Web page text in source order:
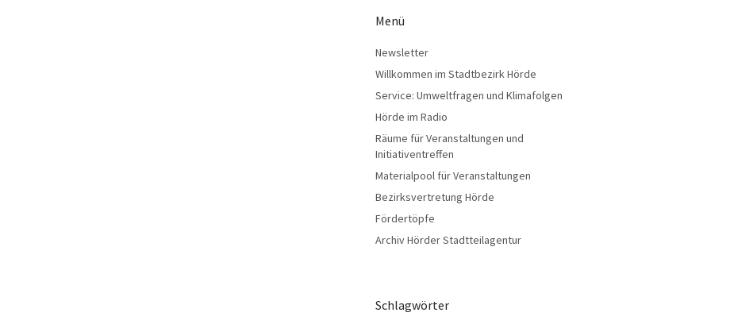
Menü
Newsletter
Willkommen im Stadtbezirk Hörde
Service: Umweltfragen und Klimafolgen
Hörde im Radio
Räume für Veranstaltungen und
Initiativentreffen
Materialpool für Veranstaltungen
Bezirksvertretung Hörde
Fördertöpfe
Archiv Hörder Stadtteilagentur
Schlagwörter